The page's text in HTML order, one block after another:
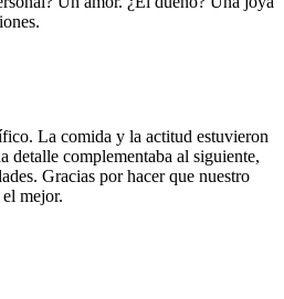
La comida y la actitud estuvieron
detalle complementaba al siguiente,
Gracias por hacer que nuestro
mejor.